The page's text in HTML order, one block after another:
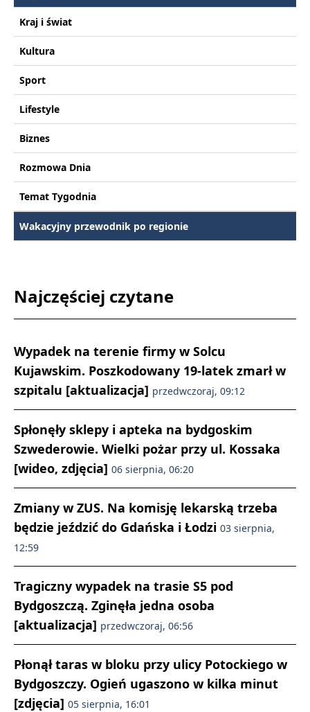
Kraj i świat
Kultura
Sport
Lifestyle
Biznes
Rozmowa Dnia
Temat Tygodnia
Wakacyjny przewodnik po regionie
Najczęściej czytane
Wypadek na terenie firmy w Solcu
Kujawskim. Poszkodowany 19-latek zmarł w
szpitalu [aktualizacja] przedwczoraj, 09:12
Spłonęły sklepy i apteka na bydgoskim
Szwederowie. Wielki pożar przy ul. Kossaka
[wideo, zdjęcia] 06 sierpnia, 06:20
Zmiany w ZUS. Na komisję lekarską trzeba
będzie jeździć do Gdańska i Łodzi 03 sierpnia,
12:59
Tragiczny wypadek na trasie S5 pod
Bydgoszczą. Zginęła jedna osoba
[aktualizacja] przedwczoraj, 06:56
Płonął taras w bloku przy ulicy Potockiego w
Bydgoszczy. Ogień ugaszono w kilka minut
[zdjęcia] 05 sierpnia, 16:01